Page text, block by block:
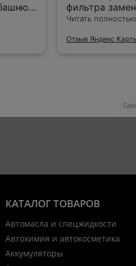
фильтра
выбор масел
Читать полностью
Отзыв Яндекс
КАТАЛОГ ТОВАРОВ
Автомасла и спецжидкости
Автохимия и автокосметика
Аккумуляторы